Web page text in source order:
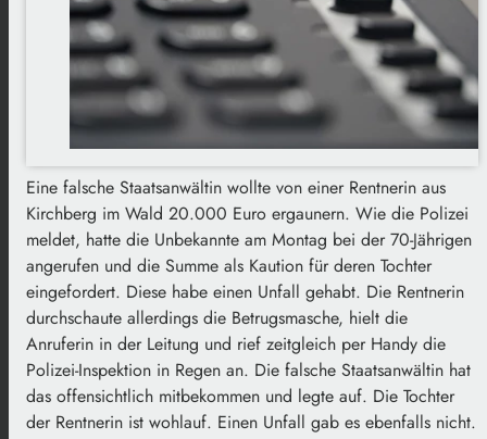
Eine falsche Staatsanwältin wollte von einer Rentnerin aus
Kirchberg im Wald 20.000 Euro ergaunern. Wie die Polizei
meldet, hatte die Unbekannte am Montag bei der 70-Jährigen
angerufen und die Summe als Kaution für deren Tochter
eingefordert. Diese habe einen Unfall gehabt. Die Rentnerin
durchschaute allerdings die Betrugsmasche, hielt die
Anruferin in der Leitung und rief zeitgleich per Handy die
Polizei-Inspektion in Regen an. Die falsche Staatsanwältin hat
das offensichtlich mitbekommen und legte auf. Die Tochter
der Rentnerin ist wohlauf. Einen Unfall gab es ebenfalls nicht.